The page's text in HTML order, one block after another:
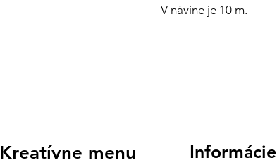
V návine je 10 m.
Kreatívne menu Informácie